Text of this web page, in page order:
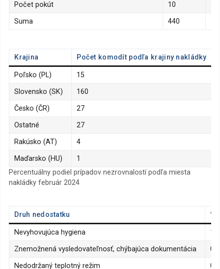
Počet pokút
10
Suma
440
Krajina Počet komodít podľa krajiny nakládky
Poľsko (PL)
15
Slovensko (SK)
160
Česko (ČR)
27
Ostatné
27
Rakúsko (AT)
4
Maďarsko (HU)
1
Percentuálny podiel prípadov nezrovnalostí podľa miesta
nakládky február 2024
Druh nedostatku %
Nevyhovujúca hygiena
Znemožnená vysledovateľnosť, chýbajúca dokumentácia
0
Nedodržaný teplotný režim
0